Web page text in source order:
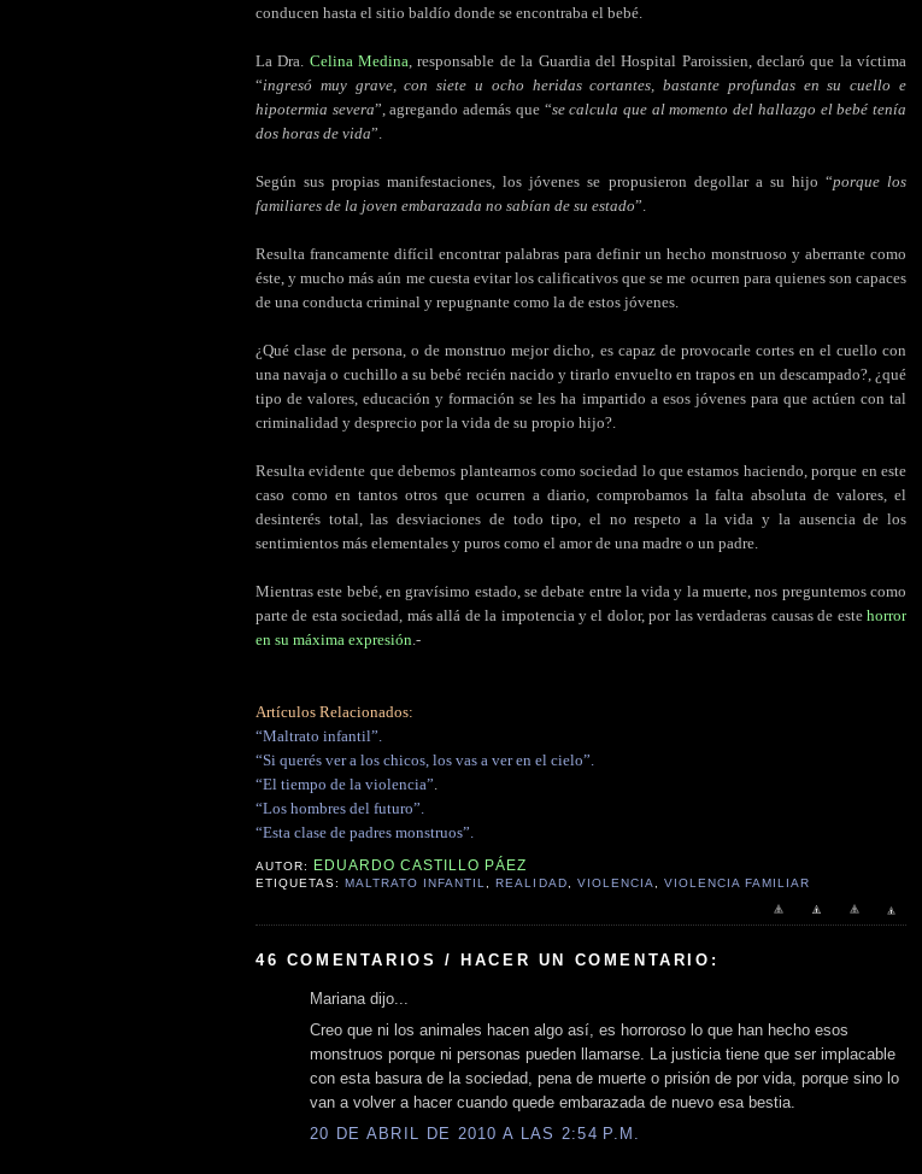
conducen hasta el sitio baldío donde se encontraba el bebé.
La Dra. Celina Medina, responsable de la Guardia del Hospital Paroissien, declaró que la víctima
“ingresó muy grave, con siete u ocho heridas cortantes, bastante profundas en su cuello e
hipotermia severa”, agregando además que “se calcula que al momento del hallazgo el bebé tenía
dos horas de vida”.
Según sus propias manifestaciones, los jóvenes se propusieron degollar a su hijo “porque los
familiares de la joven embarazada no sabían de su estado”.
Resulta francamente difícil encontrar palabras para definir un hecho monstruoso y aberrante como
éste, y mucho más aún me cuesta evitar los calificativos que se me ocurren para quienes son capaces
de una conducta criminal y repugnante como la de estos jóvenes.
¿Qué clase de persona, o de monstruo mejor dicho, es capaz de provocarle cortes en el cuello con
una navaja o cuchillo a su bebé recién nacido y tirarlo envuelto en trapos en un descampado?, ¿qué
tipo de valores, educación y formación se les ha impartido a esos jóvenes para que actúen con tal
criminalidad y desprecio por la vida de su propio hijo?.
Resulta evidente que debemos plantearnos como sociedad lo que estamos haciendo, porque en este
caso como en tantos otros que ocurren a diario, comprobamos la falta absoluta de valores, el
desinterés total, las desviaciones de todo tipo, el no respeto a la vida y la ausencia de los
sentimientos más elementales y puros como el amor de una madre o un padre.
Mientras este bebé, en gravísimo estado, se debate entre la vida y la muerte, nos preguntemos como
parte de esta sociedad, más allá de la impotencia y el dolor, por las verdaderas causas de este horror
en su máxima expresión.-
Artículos Relacionados:
“Maltrato infantil”.
“Si querés ver a los chicos, los vas a ver en el cielo”.
“El tiempo de la violencia”.
“Los hombres del futuro”.
“Esta clase de padres monstruos”.
AUTOR: EDUARDO CASTILLO PÁEZ
ETIQUETAS:MALTRATO INFANTIL ,REALIDAD VIOLENCIA VIOLENCIA FAMILIAR
46 COMENTARIOS / HACER UN COMENTARIO:
Mariana dijo...
Creo que ni los animales hacen algo así, es horroroso lo que han hecho esos
monstruos porque ni personas pueden llamarse. La justicia tiene que ser implacable
con esta basura de la sociedad, pena de muerte o prisión de por vida, porque sino lo
van a volver a hacer cuando quede embarazada de nuevo esa bestia.
20 DE ABRIL DE 2010 A LAS 2:54 P.M.